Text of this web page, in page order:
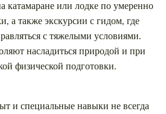
катамаране или лодке по умеренно
а также экскурсии с гидом, где
с тяжелыми условиями.
насладиться природой и при
физической подготовки.
и специальные навыки не всегда